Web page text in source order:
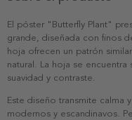
El póster "Butterfly Plant"
grande, diseñada con finos
hoja ofrecen un patrón
natural. La hoja se
suavidad y contraste.
Este diseño transmite calma
modernos y escandinavos.